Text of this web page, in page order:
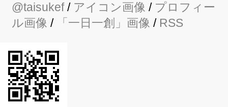
@taisukef/ アイコン画像 / プロフィー
ル画像 / 「一日一創」画像 / RSS